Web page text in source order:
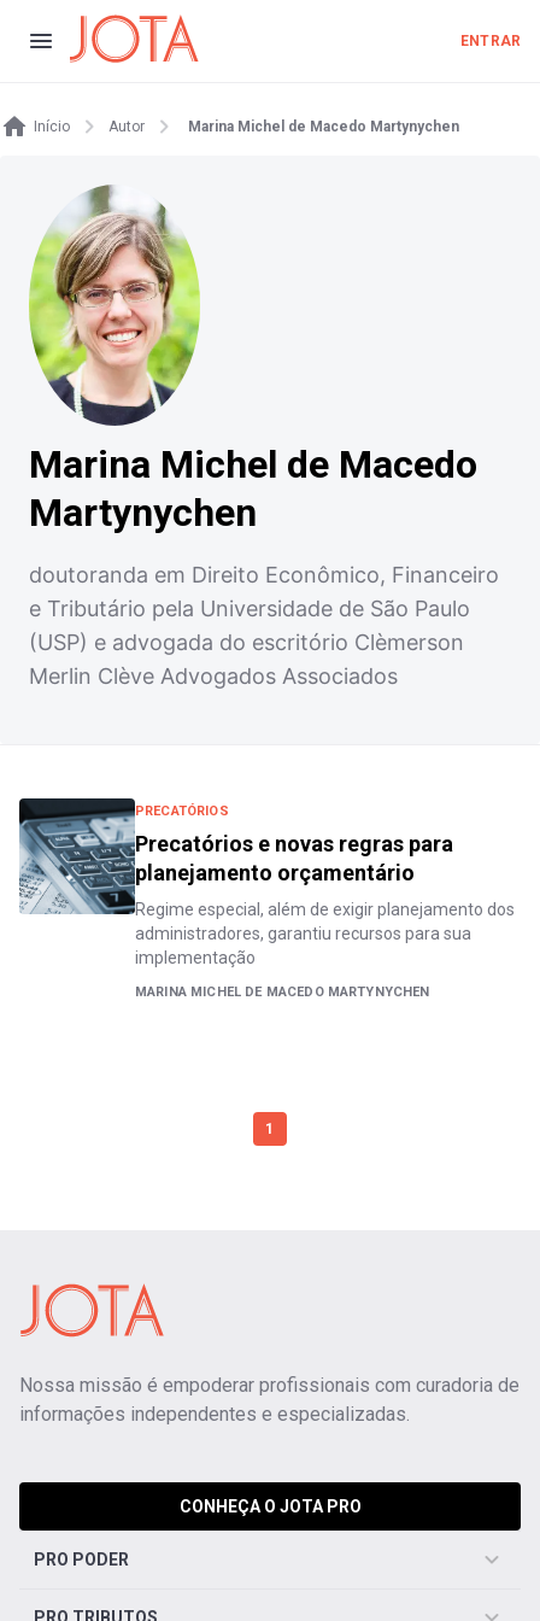
ENTRAR
Início Autor Marina Michel de Macedo Martynychen
Marina Michel de Macedo
Martynychen
doutoranda em Direito Econômico, Financeiro
e Tributário pela Universidade de São Paulo
(USP) e advogada do escritório Clèmerson
Merlin Clève Advogados Associados
PRECATÓRIOS
Precatórios e novas regras para
planejamento orçamentário
Regime especial, além de exigir planejamento dos
administradores, garantiu recursos para sua
implementação
MARINA MICHEL DE MACEDO MARTYNYCHEN
1
Nossa missão é empoderar profissionais com curadoria de
informações independentes e especializadas.
CONHEÇA O JOTA PRO
PRO PODER